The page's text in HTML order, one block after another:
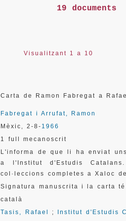
19 documents
Visualitzant 1 a 10
Carta de Ramon Fabregat a
Fabregat i Arrufat, Ramon
Mèxic ,2-8- 1966
1 full mecanoscrit
L'informa de que li ha enviat
a l'Institut d'Estudis
col·leccions completes a Xaloc
Signatura manuscrita i la carta
català
Tasis, Rafael ; Institut d'Estudis